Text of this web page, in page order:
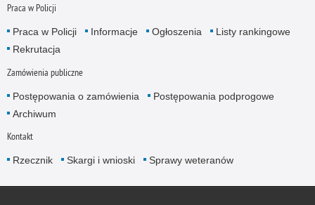
Praca w Policji
Praca w Policji Informacje Ogłoszenia
Listy rankingowe
Rekrutacja
Zamówienia publiczne
Postępowania o zamówienia
Postępowania podprogowe
Archiwum
Kontakt
Rzecznik Skargi i wnioski Sprawy weteranów